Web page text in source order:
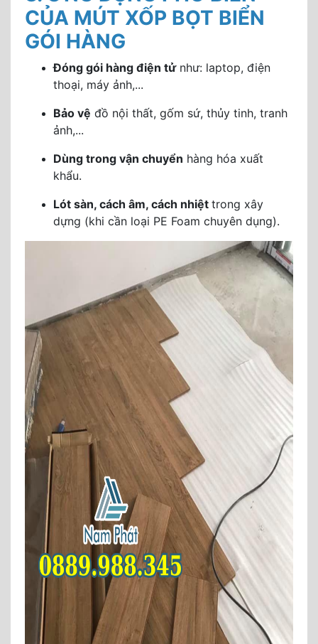
CỦA MÚT XỐP BỌT BIỂN
GÓI HÀNG
Đóng gói hàng điện tửnhư: laptop, điện
thoại, máy ảnh,...
Bảo vệ đồ nội thất, gốm sứ, thủy tinh, tranh
ảnh,...
Dùng trong vận chuyển hàng hóa xuất
khẩu.
Lót sàn, cách âm, cách nhiệt trong xây
dựng (khi cần loại PE Foam chuyên dụng).